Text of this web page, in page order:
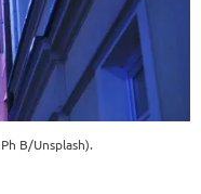
B/Unsplash).